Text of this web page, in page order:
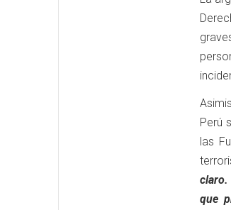
Perú
las
claro.
que